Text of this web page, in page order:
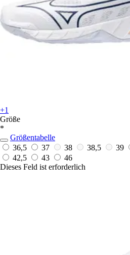
+1
Größe
*
Größentabelle
36,5
37 38 38,5 39
42,5
43
46
Dieses Feld ist erforderlich